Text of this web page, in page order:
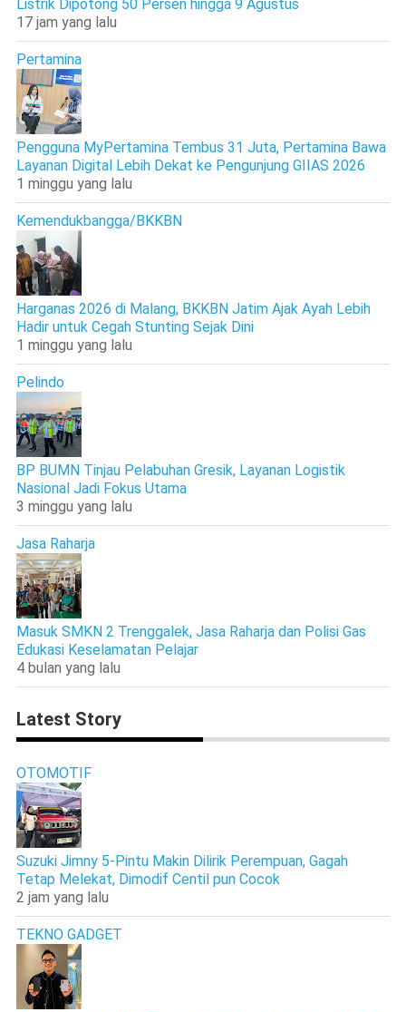
Listrik Dipotong 50 Persen hingga 9 Agustus
17 jam yang lalu
Pertamina
Pengguna MyPertamina Tembus 31 Juta, Pertamina Bawa
Layanan Digital Lebih Dekat ke Pengunjung GIIAS 2026
1 minggu yang lalu
Kemendukbangga/BKKBN
Harganas 2026 di Malang, BKKBN Jatim Ajak Ayah Lebih
Hadir untuk Cegah Stunting Sejak Dini
1 minggu yang lalu
Pelindo
BP BUMN Tinjau Pelabuhan Gresik, Layanan Logistik
Nasional Jadi Fokus Utama
3 minggu yang lalu
Jasa Raharja
Masuk SMKN 2 Trenggalek, Jasa Raharja dan Polisi Gas
Edukasi Keselamatan Pelajar
4 bulan yang lalu
Latest Story
OTOMOTIF
Suzuki Jimny 5-Pintu Makin Dilirik Perempuan, Gagah
Tetap Melekat, Dimodif Centil pun Cocok
2 jam yang lalu
TEKNO GADGET